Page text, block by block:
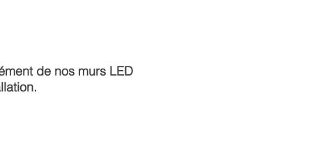
de nos murs LED